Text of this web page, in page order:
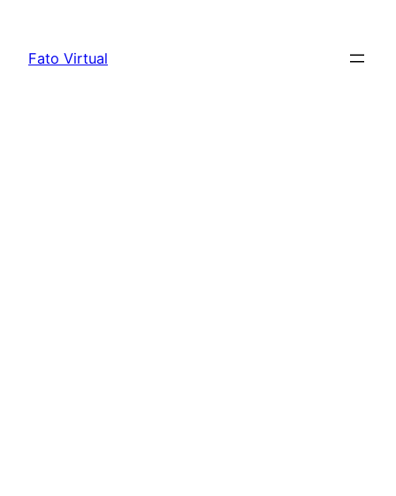
content
Fato Virtual